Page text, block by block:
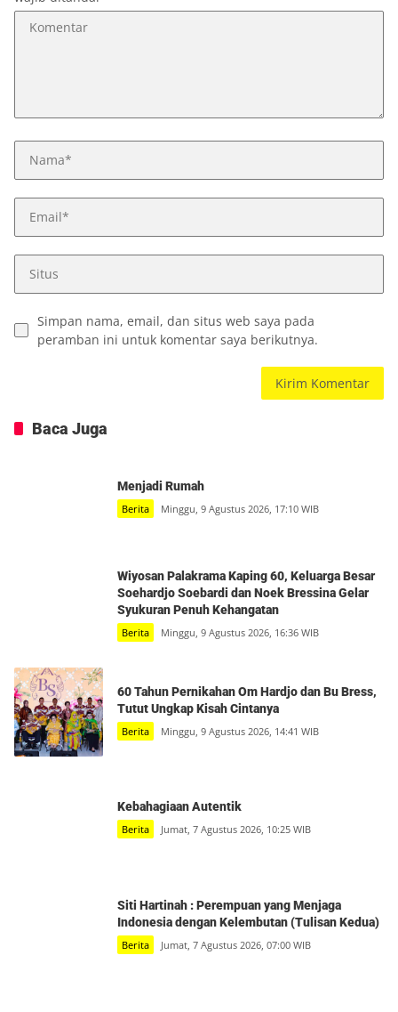
Simpan nama, email, dan situs web saya pada
peramban ini untuk komentar saya berikutnya.
Baca Juga
Menjadi Rumah
Berita Minggu, 9 Agustus 2026, 17:10 WIB
Wiyosan Palakrama Kaping 60, Keluarga Besar
Soehardjo Soebardi dan Noek Bressina Gelar
Syukuran Penuh Kehangatan
Berita Minggu, 9 Agustus 2026, 16:36 WIB
60 Tahun Pernikahan Om Hardjo dan Bu Bress,
Tutut Ungkap Kisah Cintanya
Berita Minggu, 9 Agustus 2026, 14:41 WIB
Kebahagiaan Autentik
Berita Jumat, 7 Agustus 2026, 10:25 WIB
Siti Hartinah : Perempuan yang Menjaga
Indonesia dengan Kelembutan (Tulisan Kedua)
Berita Jumat, 7 Agustus 2026, 07:00 WIB